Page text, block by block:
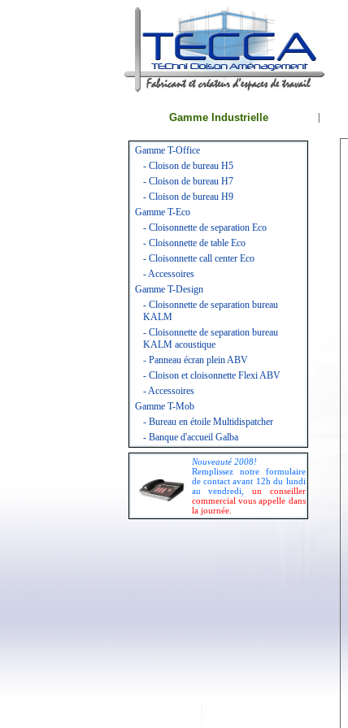
Gamme Industrielle
Gamme T-Office
- Cloison de bureau H5
- Cloison de bureau H7
- Cloison de bureau H9
Gamme T-Eco
- Cloisonnette de separation Eco
- Cloisonnette de table Eco
- Cloisonnette call center Eco
- Accessoires
Gamme T-Design
- Cloisonnette de separation bureau
KALM
- Cloisonnette de separation bureau
KALM acoustique
- Panneau écran plein ABV
- Cloison et cloisonnette Flexi ABV
- Accessoires
Gamme T-Mob
- Bureau en étoile Multidispatcher
- Banque d'accueil Galba
Nouveauté 2008!
Remplissez notre formulaire
de contact avant 12h du lundi
au vendredi, un conseiller
commercial vous appelle dans
la journée.